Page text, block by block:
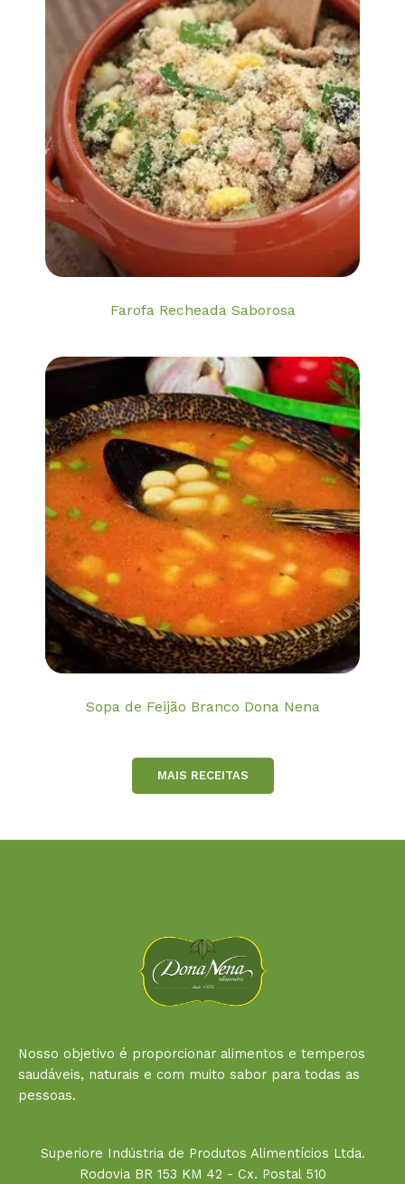
Farofa Recheada Saborosa
Sopa de Feijão Branco Dona Nena
MAIS RECEITAS
Nosso objetivo é proporcionar alimentos e temperos
saudáveis, naturais e com muito sabor para todas as
pessoas.
Superiore Indústria de Produtos Alimentícios Ltda.
Rodovia BR 153 KM 42 - Cx. Postal 510